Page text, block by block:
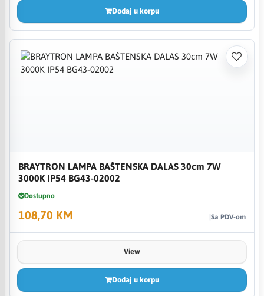
Dodaj u korpu
BRAYTRON LAMPA BAŠTENSKA DALAS 30cm 7W
3000K IP54 BG43-02002
Dostupno
108,70 KM Sa PDV-om
View
Dodaj u korpu